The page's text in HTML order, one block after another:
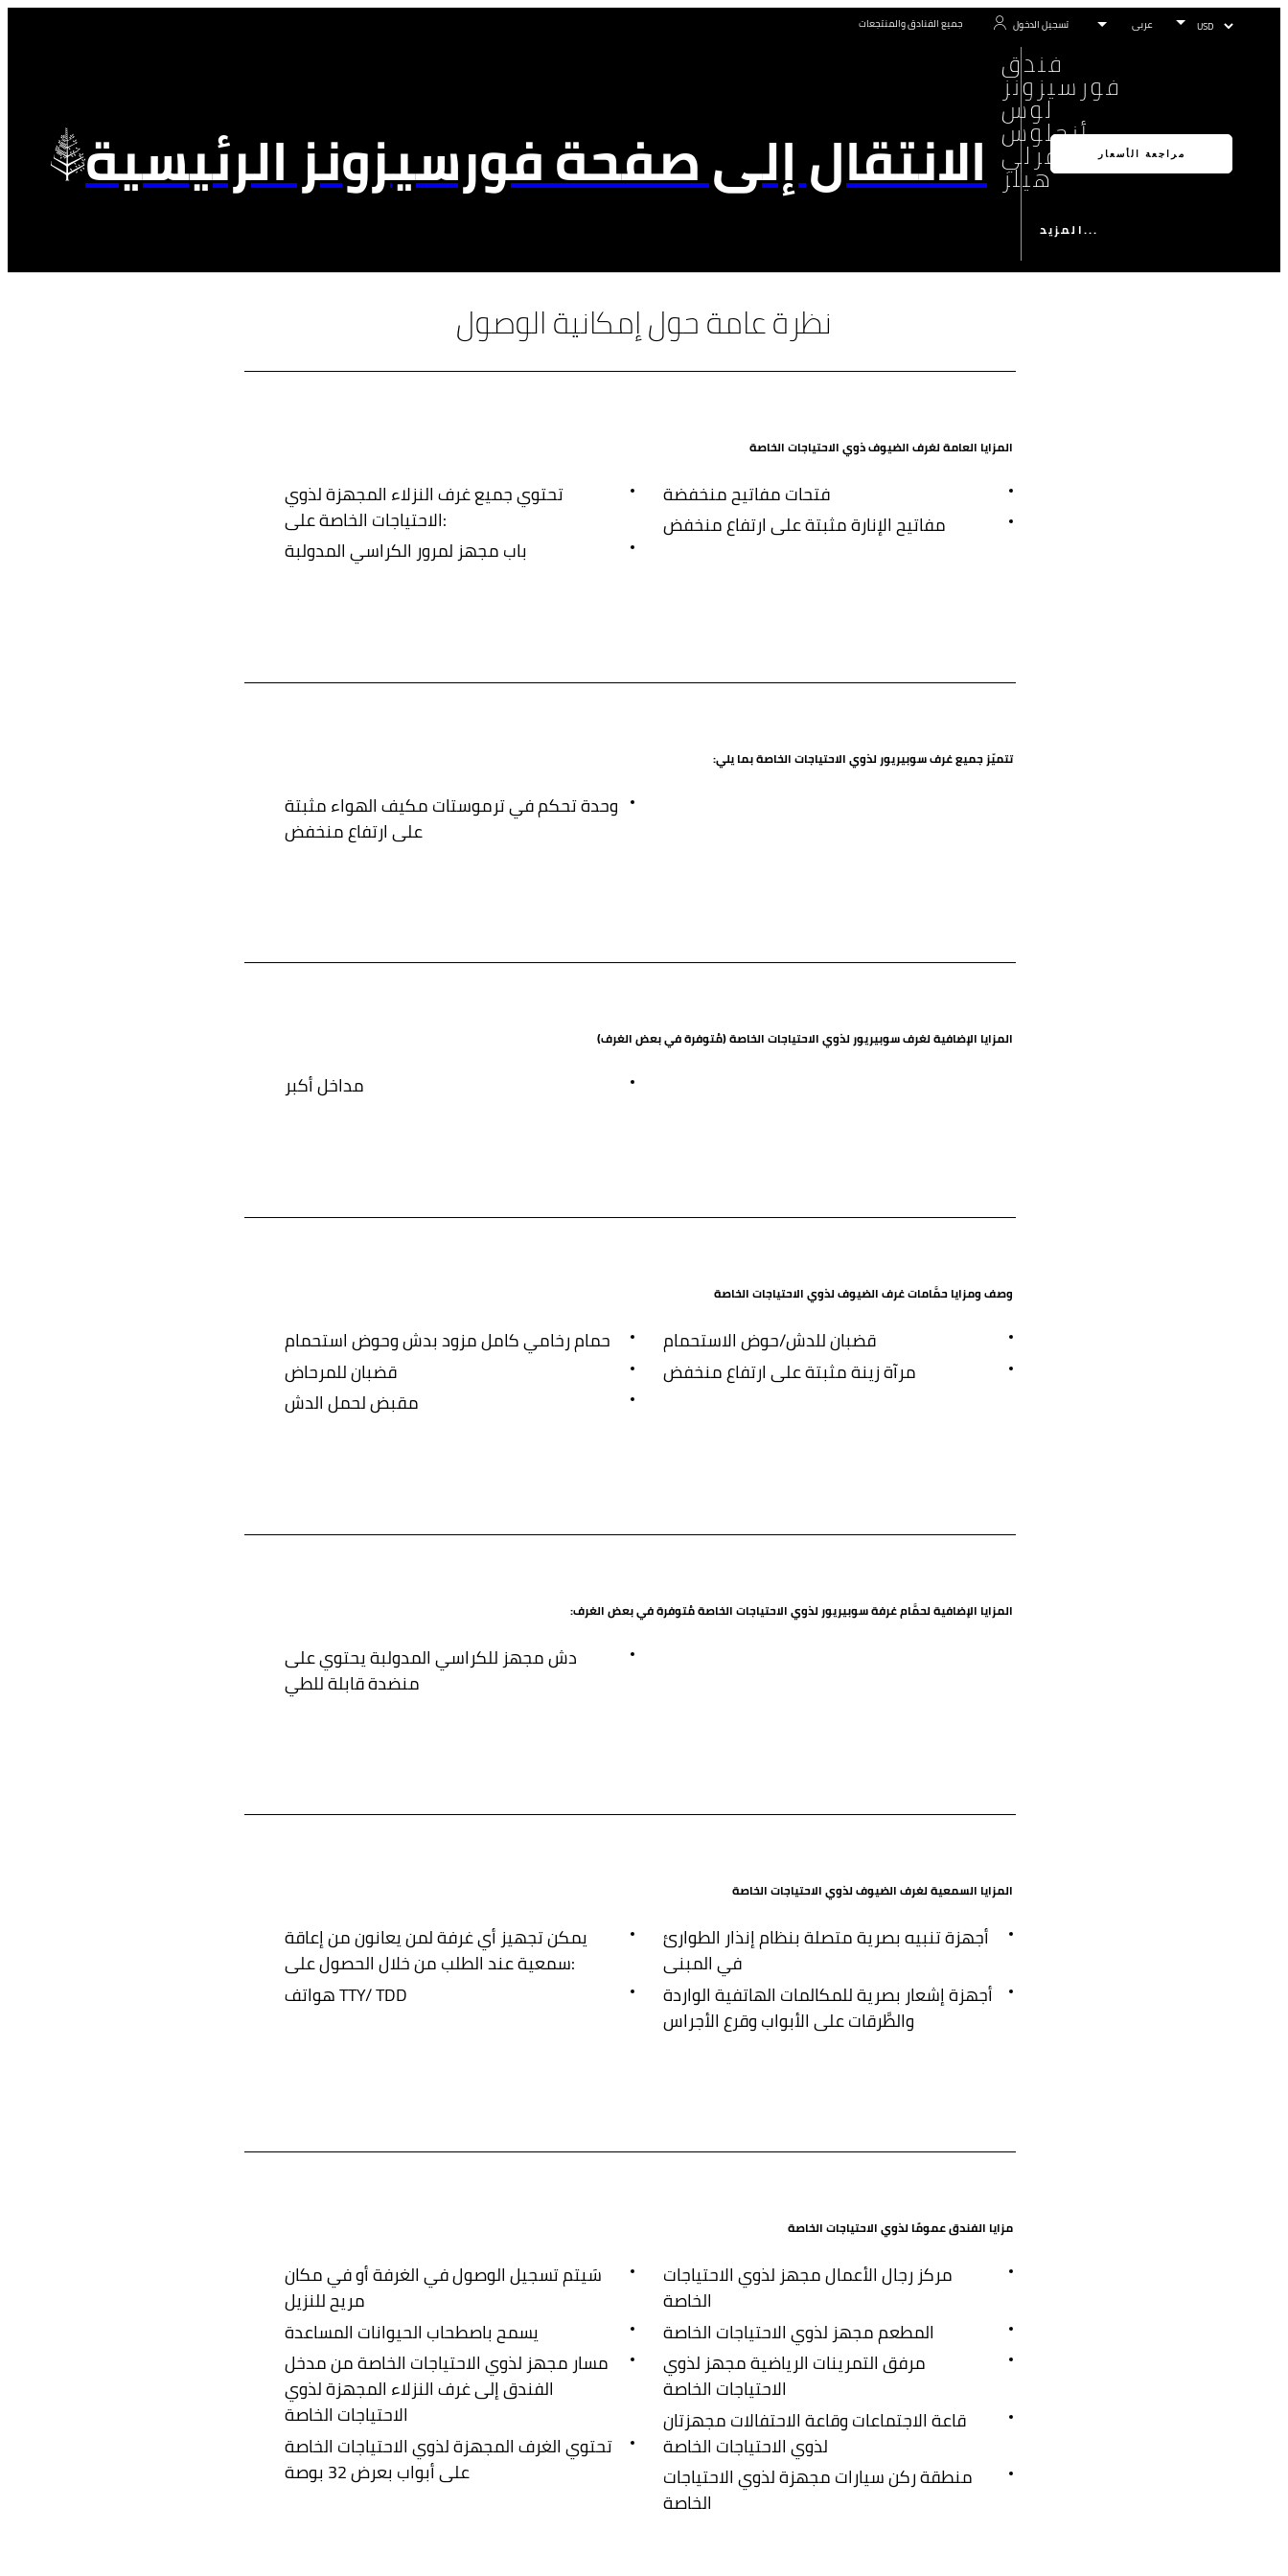
جميع الفنادق والمنتجعات تسجيل الدخول
الانتقال إلى صفحة فورسيزونز الرئيسية
فندق
فورسيزونز
لوس
أنجلوس
بيفرلي
هيلز
المزيد...
مراجعة الأسعار
نظرة عامة حول إمكانية الوصول
المزايا العامة لغرف الضيوف ذوي الاحتياجات الخاصة
تحتوي جميع غرف النزلاء المجهزة لذوي
الاحتياجات الخاصة على:
باب مجهز لمرور الكراسي المدولبة
فتحات مفاتيح منخفضة
مفاتيح الإنارة مثبتة على ارتفاع منخفض
تتميّز جميع غرف سوبيريور لذوي الاحتياجات الخاصة بما يلي:
وحدة تحكم في ترموستات مكيف الهواء مثبتة
على ارتفاع منخفض
المزايا الإضافية لغرف سوبيريور لذوي الاحتياجات الخاصة (مُتوفرة في بعض الغرف)
مداخل أكبر
وصف ومزايا حمَّامات غرف الضيوف لذوي الاحتياجات الخاصة
حمام رخامي كامل مزود بدش وحوض استحمام
قضبان للمرحاض
مقبض لحمل الدش
قضبان للدش/حوض الاستحمام
مرآة زينة مثبتة على ارتفاع منخفض
المزايا الإضافية لحمَّام غرفة سوبيريور لذوي الاحتياجات الخاصة مُتوفرة في بعض الغرف:
دش مجهز للكراسي المدولبة يحتوي على
منضدة قابلة للطي
المزايا السمعية لغرف الضيوف لذوي الاحتياجات الخاصة
يمكن تجهيز أي غرفة لمن يعانون من إعاقة
سمعية عند الطلب من خلال الحصول على:
هواتف TTY/ TDD
أجهزة تنبيه بصرية متصلة بنظام إنذار الطوارئ
في المبنى
أجهزة إشعار بصرية للمكالمات الهاتفية الواردة
والطَّرقات على الأبواب وقرع الأجراس
مزايا الفندق عمومًا لذوي الاحتياجات الخاصة
سَيتم تسجيل الوصول في الغرفة أو في مكان
مريح للنزيل
يسمح باصطحاب الحيوانات المساعدة
مسار مجهز لذوي الاحتياجات الخاصة من مدخل
الفندق إلى غرف النزلاء المجهزة لذوي
الاحتياجات الخاصة
تحتوي الغرف المجهزة لذوي الاحتياجات الخاصة
على أبواب بعرض 32 بوصة
مركز رجال الأعمال مجهز لذوي الاحتياجات
الخاصة
المطعم مجهز لذوي الاحتياجات الخاصة
مرفق التمرينات الرياضية مجهز لذوي
الاحتياجات الخاصة
قاعة الاجتماعات وقاعة الاحتفالات مجهزتان
لذوي الاحتياجات الخاصة
منطقة ركن سيارات مجهزة لذوي الاحتياجات
الخاصة